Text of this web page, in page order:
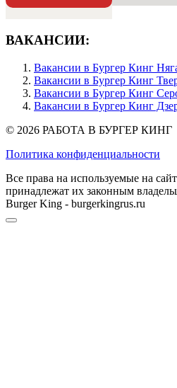
ВАКАНСИИ:
Вакансии в Бургер Кинг
Вакансии в Бургер Кинг
Вакансии в Бургер Кинг
Вакансии в Бургер Кинг
© 2026 РАБОТА В БУРГЕР КИНГ
Политика конфиденциальности
Все права на используемые на
принадлежат их законным
Burger King - burgerkingrus.ru